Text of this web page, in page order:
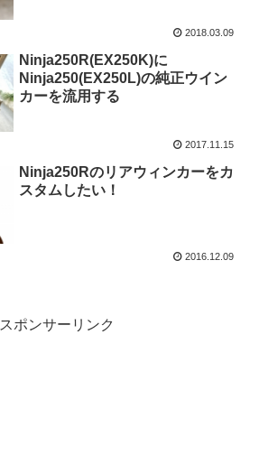
2018.03.09
Ninja250R(EX250K)に
Ninja250(EX250L)の純正ウイン
カーを流用する
2017.11.15
Ninja250Rのリアウィンカーをカ
スタムしたい！
2016.12.09
スポンサーリンク